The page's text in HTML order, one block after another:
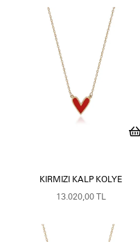
KIRMIZI KALP KOLYE
13.020,00 TL